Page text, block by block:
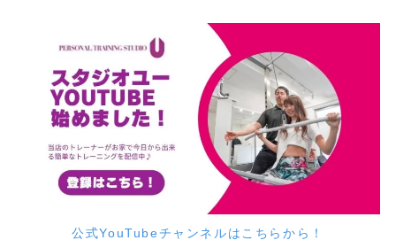
公式YouTubeチャンネルはこちらから！